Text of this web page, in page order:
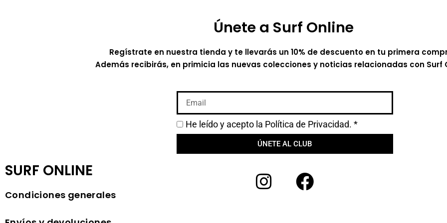
Únete a Surf Online
Regístrate en nuestra tienda y te llevarás un 10% de descuento en tu primera
Además recibirás, en primicia las nuevas colecciones y noticias relacionadas con Surf
He leído y acepto la Política de Privacidad. *
ÚNETE AL CLUB
SURF ONLINE
Condiciones generales